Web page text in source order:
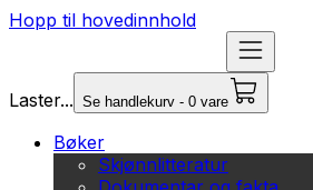
Hopp til hovedinnhold
Laster... Se handlekurv - 0 vare
Bøker
Skjønnlitteratur